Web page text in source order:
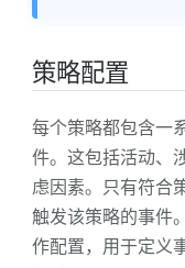
策略配置
每个策略都包含一
件。这包括活动、
虑因素。只有符合
触发该策略的事件
作配置，用于定义